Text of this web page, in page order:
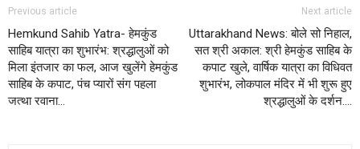
Previous article
Hemkund Sahib Yatra- हेमकुंड
साहिब यात्रा का शुभारंभ: श्रद्धालुओं को
मिला इंतजार का फल, आज खुलेंगे हेमकुंड
साहिब के कपाट, पंच प्यारों संग पहला
जत्था रवाना…
Next article
Uttarakhand News: बोले सो निहाल,
सत श्री अकाल: श्री हेमकुंड साहिब के
कपाट खुले, वार्षिक यात्रा का विधिवत
शुभारंभ, लोकपाल मंदिर में भी शुरू हुए
श्रद्धालुओं के दर्शन….